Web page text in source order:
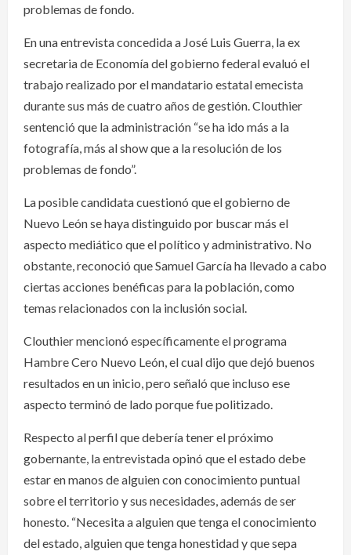
problemas de fondo.
En una entrevista concedida a José Luis Guerra, la ex
secretaria de Economía del gobierno federal evaluó el
trabajo realizado por el mandatario estatal emecista
durante sus más de cuatro años de gestión. Clouthier
sentenció que la administración “se ha ido más a la
fotografía, más al show que a la resolución de los
problemas de fondo”.
La posible candidata cuestionó que el gobierno de
Nuevo León se haya distinguido por buscar más el
aspecto mediático que el político y administrativo. No
obstante, reconoció que Samuel García ha llevado a cabo
ciertas acciones benéficas para la población, como
temas relacionados con la inclusión social.
Clouthier mencionó específicamente el programa
Hambre Cero Nuevo León, el cual dijo que dejó buenos
resultados en un inicio, pero señaló que incluso ese
aspecto terminó de lado porque fue politizado.
Respecto al perfil que debería tener el próximo
gobernante, la entrevistada opinó que el estado debe
estar en manos de alguien con conocimiento puntual
sobre el territorio y sus necesidades, además de ser
honesto. “Necesita a alguien que tenga el conocimiento
del estado, alguien que tenga honestidad y que sepa